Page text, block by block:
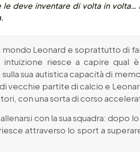
deve inventare di volta in
Leonard e soprattutto di
riesce a capire qual
sua autistica capacità di
vecchie partite di calcio e
con una sorta di corso
con la sua squadra: dopo
attraverso lo sport a